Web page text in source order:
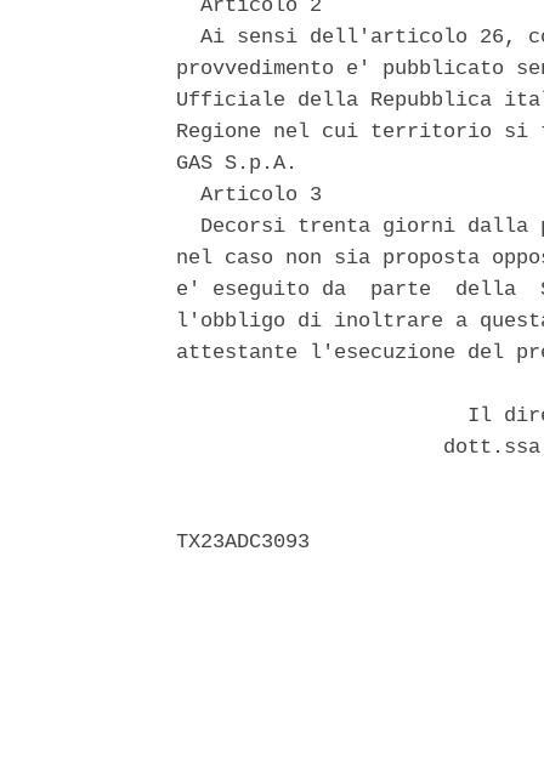
  Articolo 2
Ai sensi dell'articolo 26,
provvedimento e' pubblicato
Ufficiale della Repubblica
Regione nel cui territorio si
GAS S.p.A.
  Articolo 3
Decorsi trenta giorni dalla
nel caso non sia proposta
e' eseguito da  parte  della
l'obbligo di inoltrare a questa
attestante l'esecuzione del
Il